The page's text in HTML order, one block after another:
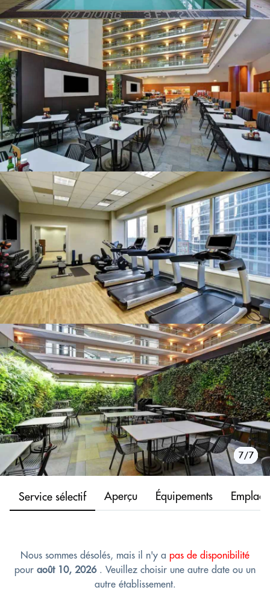
1/7
2/7
3/7
4/7
5/7
6/7
7/7
Service sélectif Aperçu Équipements
Nous sommes désolés, mais il n'y a pas de disponibilité
pour août 10, 2026. Veuillez choisir une autre date ou un
autre établissement.